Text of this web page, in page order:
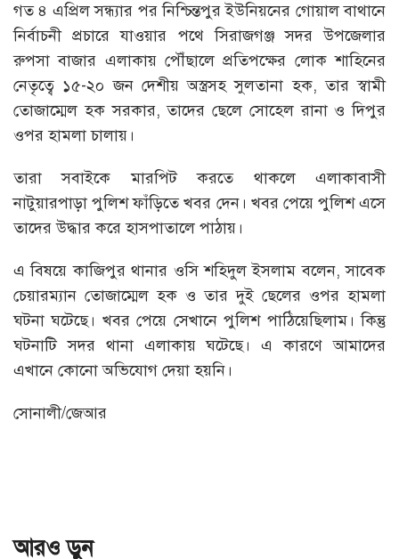
গত ৪ এপ্রিল সন্ধ্যার পর নিশ্চিন্তপুর ইউনিয়নের গোয়াল বাথানে
নির্বাচনী প্রচারে যাওয়ার পথে সিরাজগঞ্জ সদর উপজেলার
রুপসা বাজার এলাকায় পৌঁছালে প্রতিপক্ষের লোক শাহিনের
নেতৃত্বে ১৫-২০ জন দেশীয় অস্ত্রসহ সুলতানা হক, তার স্বামী
তোজাম্মেল হক সরকার, তাদের ছেলে সোহেল রানা ও দিপুর
ওপর হামলা চালায়।
তারা সবাইকে মারপিট করতে থাকলে এলাকাবাসী
নাটুয়ারপাড়া পুলিশ ফাঁড়িতে খবর দেন। খবর পেয়ে পুলিশ এসে
তাদের উদ্ধার করে হাসপাতালে পাঠায়।
এ বিষয়ে কাজিপুর থানার ওসি শহিদুল ইসলাম বলেন, সাবেক
চেয়ারম্যান তোজাম্মেল হক ও তার দুই ছেলের ওপর হামলা
ঘটনা ঘটেছে। খবর পেয়ে সেখানে পুলিশ পাঠিয়েছিলাম। কিন্তু
ঘটনাটি সদর থানা এলাকায় ঘটেছে। এ কারণে আমাদের
এখানে কোনো অভিযোগ দেয়া হয়নি।
সোনালী/জেআর
আরও ড়ুন